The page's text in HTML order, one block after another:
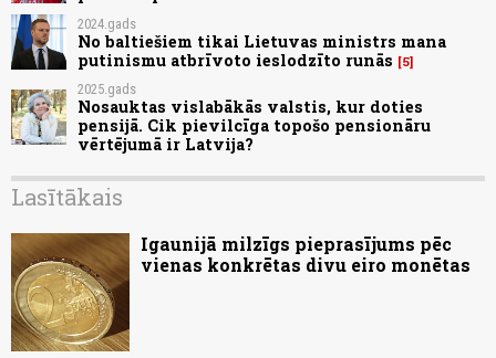
2024.gads
No baltiešiem tikai Lietuvas ministrs mana
putinismu atbrīvoto ieslodzīto runās
5
2025.gads
Nosauktas vislabākās valstis, kur doties
pensijā. Cik pievilcīga topošo pensionāru
vērtējumā ir Latvija?
Lasītākais
Igaunijā milzīgs pieprasījums pēc
vienas konkrētas divu eiro monētas